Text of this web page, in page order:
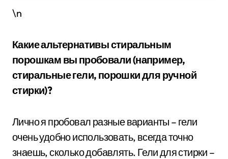
\n
Какие альтернативы стиральным
порошкам вы пробовали (например,
стиральные гели, порошки для ручной
стирки)?
Лично я пробовал разные варианты – гели
очень удобно использовать, всегда точно
знаешь, сколько добавлять. Гели для стирки –